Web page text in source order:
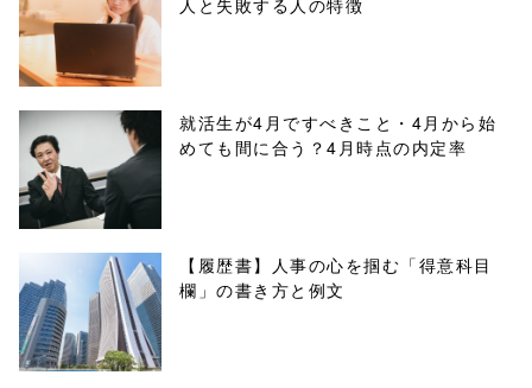
buttons.php on
line10
/1047129"
onclick="windo
w.open(this.hre
f, 'Gwindow',
'width=550,
height=450,
人と失敗する人の特徴
就活生が4月ですべきこと・4月から始
めても間に合う？4月時点の内定率
【履歴書】人事の心を掴む「得意科目
欄」の書き方と例文